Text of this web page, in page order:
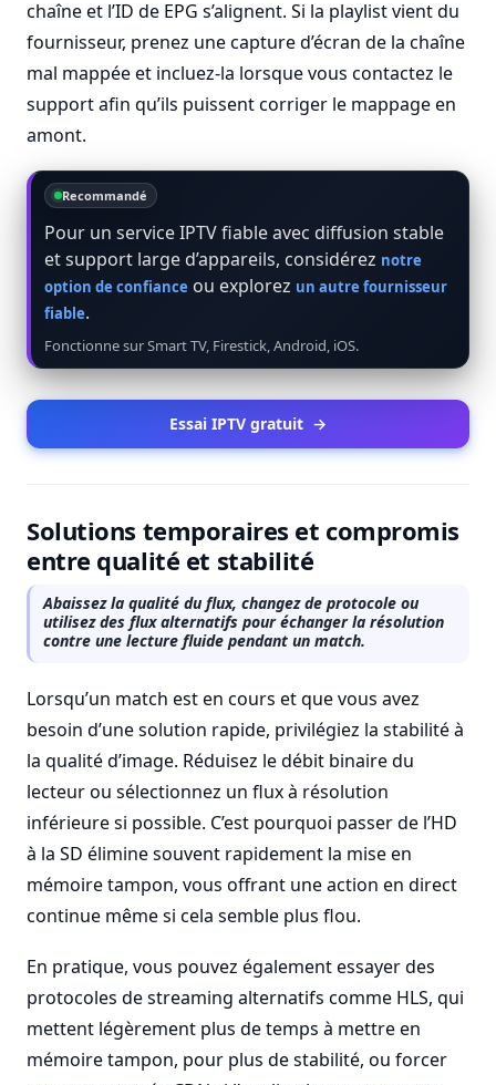
chaîne et l’ID de EPG s’alignent. Si la playlist vient du
fournisseur, prenez une capture d’écran de la chaîne
mal mappée et incluez-la lorsque vous contactez le
support afin qu’ils puissent corriger le mappage en
amont.
Recommandé
Pour un service IPTV fiable avec diffusion stable
et support large d’appareils, considérez notre
option de confiance ou explorez un autre fournisseur
fiable.
Fonctionne sur Smart TV, Firestick, Android, iOS.
Essai IPTV gratuit →
Solutions temporaires et compromis
entre qualité et stabilité
Abaissez la qualité du flux, changez de protocole ou
utilisez des flux alternatifs pour échanger la résolution
contre une lecture fluide pendant un match.
Lorsqu’un match est en cours et que vous avez
besoin d’une solution rapide, privilégiez la stabilité à
la qualité d’image. Réduisez le débit binaire du
lecteur ou sélectionnez un flux à résolution
inférieure si possible. C’est pourquoi passer de l’HD
à la SD élimine souvent rapidement la mise en
mémoire tampon, vous offrant une action en direct
continue même si cela semble plus flou.
En pratique, vous pouvez également essayer des
protocoles de streaming alternatifs comme HLS, qui
mettent légèrement plus de temps à mettre en
mémoire tampon, pour plus de stabilité, ou forcer